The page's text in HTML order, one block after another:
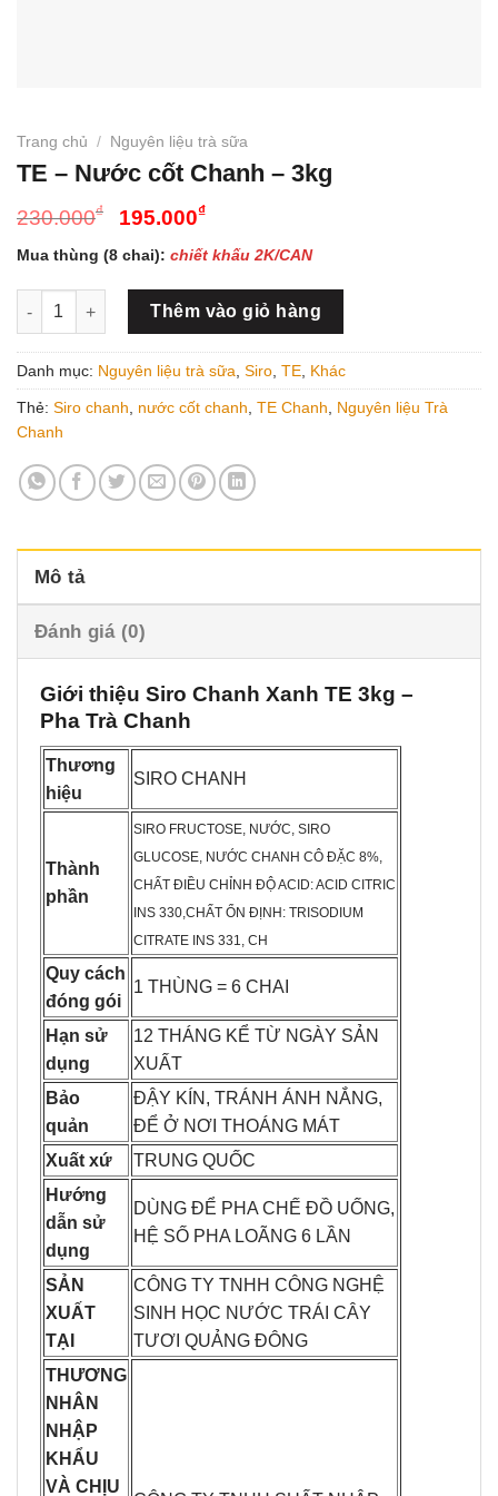
Trang chủ / Nguyên liệu trà sữa
TE – Nước cốt Chanh – 3kg
230.000₫
Giá
là:
230.000₫.
195.000₫Giá
hiện
tại
là:
195.000₫.
Mua thùng (8 chai): chiết khấu 2K/CAN
TE - Nước cốt Chanh - 3kg số lượng
Thêm vào giỏ hàng
Danh mục: Nguyên liệu trà sữa, Siro, TE, Khác
Thẻ: Siro chanh, nước cốt chanh, TE Chanh, Nguyên liệu Trà
Chanh
Mô tả
Đánh giá (0)
Giới thiệu Siro Chanh Xanh TE 3kg –
Pha Trà Chanh
Thương
hiệu
SIRO CHANH
Thành
phần
SIRO FRUCTOSE, NƯỚC, SIRO
GLUCOSE, NƯỚC CHANH CÔ ĐẶC 8%,
CHẤT ĐIỀU CHỈNH ĐỘ ACID: ACID CITRIC
INS 330,CHẤT ỔN ĐỊNH: TRISODIUM
CITRATE INS 331, CH
Quy cách
đóng gói
1 THÙNG = 6 CHAI
Hạn sử
dụng
12 THÁNG KỂ TỪ NGÀY SẢN
XUẤT
Bảo
quản
ĐẬY KÍN, TRÁNH ÁNH NẮNG,
ĐỂ Ở NƠI THOÁNG MÁT
Xuất xứ
TRUNG QUỐC
Hướng
dẫn sử
dụng
DÙNG ĐỂ PHA CHẾ ĐỒ UỐNG,
HỆ SỐ PHA LOÃNG 6 LẦN
SẢN
XUẤT
TẠI
CÔNG TY TNHH CÔNG NGHỆ
SINH HỌC NƯỚC TRÁI CÂY
TƯƠI QUẢNG ĐÔNG
THƯƠNG
NHÂN
NHẬP
KHẨU
VÀ CHỊU